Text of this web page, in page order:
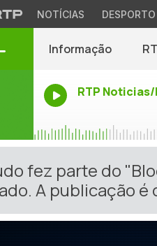
NOTÍCIAS DESPORTO
Informação
RTP
fez parte do
A publicação é